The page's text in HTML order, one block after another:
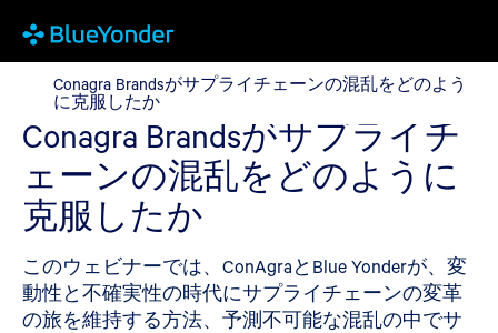
Conagra Brandsがサプライチェーンの混乱をどのように
Conagra Brandsがサプライチェーンの混乱をどのよう
に克服したか
Conagra Brandsがサプライチ
ェーンの混乱をどのように
克服したか
このウェビナーでは、ConAgraとBlue Yonderが、変
動性と不確実性の時代にサプライチェーンの変革
の旅を維持する方法、予測不可能な混乱の中でサ